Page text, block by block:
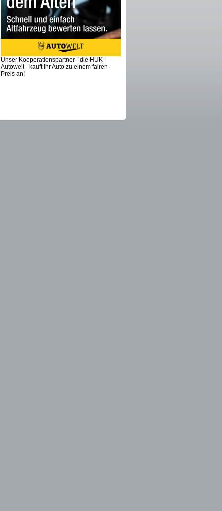
Unser Kooperationspartner - die HUK-
Autowelt - kauft Ihr Auto zu einem fairen
Preis an!